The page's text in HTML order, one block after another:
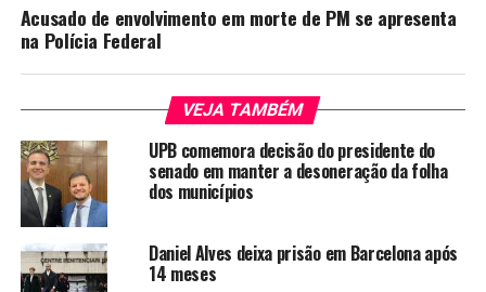
Acusado de envolvimento em morte de PM se apresenta
na Polícia Federal
VEJA TAMBÉM
UPB comemora decisão do presidente do
senado em manter a desoneração da folha
dos municípios
Daniel Alves deixa prisão em Barcelona após
14 meses